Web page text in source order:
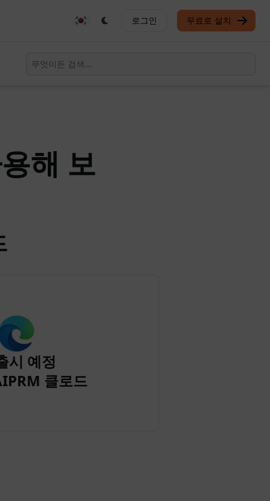
로그인 무료로 설치
해 보
시 예정
클로드